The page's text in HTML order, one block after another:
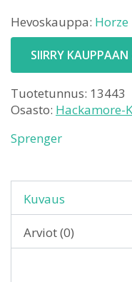
Hevoskauppa: Horze
SIIRRY KAUPPAAN
Tuotetunnus: 13443
Osasto: Hackamore-
Sprenger
Kuvaus
Arviot (0)